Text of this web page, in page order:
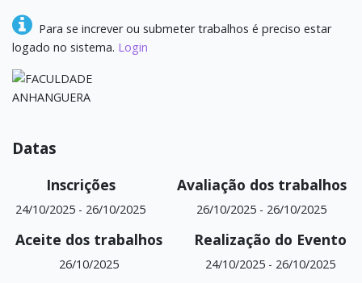
Para se increver ou submeter trabalhos é preciso estar
logado no sistema. Login
Datas
Inscrições
24/10/2025 - 26/10/2025
Avaliação dos trabalhos
26/10/2025 - 26/10/2025
Aceite dos trabalhos
26/10/2025
Realização do Evento
24/10/2025- 26/10/2025